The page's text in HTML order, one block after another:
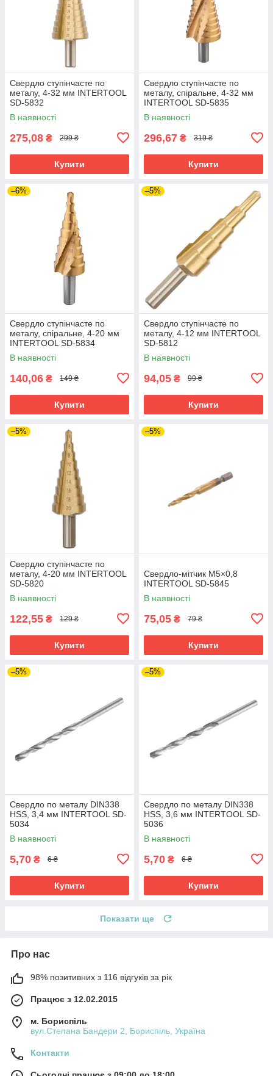
Свердло ступінчасте по
металу, 4-32 мм INTERTOOL
SD-5832
В наявності
275,08 ₴ 299 ₴
Купити
Свердло ступінчасте по
металу, спіральне, 4-32 мм
INTERTOOL SD-5835
В наявності
296,67 ₴ 319 ₴
Купити
–6%
Свердло ступінчасте по
металу, спіральне, 4-20 мм
INTERTOOL SD-5834
В наявності
140,06 ₴ 149 ₴
Купити
–5%
Свердло ступінчасте по
металу, 4-12 мм INTERTOOL
SD-5812
В наявності
94,05 ₴ 99 ₴
Купити
–5%
Свердло ступінчасте по
металу, 4-20 мм INTERTOOL
SD-5820
В наявності
122,55 ₴ 129 ₴
Купити
–5%
Свердло-мітчик M5×0,8
INTERTOOL SD-5845
В наявності
75,05 ₴ 79 ₴
Купити
–5%
Свердло по металу DIN338
HSS, 3,4 мм INTERTOOL SD-
5034
В наявності
5,70 ₴ 6 ₴
Купити
–5%
Свердло по металу DIN338
HSS, 3,6 мм INTERTOOL SD-
5036
В наявності
5,70 ₴ 6 ₴
Купити
Показати ще
Про нас
98% позитивних з 116 відгуків за рік
Працює з 12.02.2015
м. Бориспіль
вул.Степана Бандери 2, Бориспіль, Україна
Контакти